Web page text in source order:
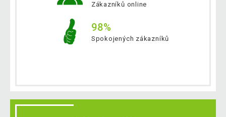
Zákazníků online
98%
Spokojených zákazníků